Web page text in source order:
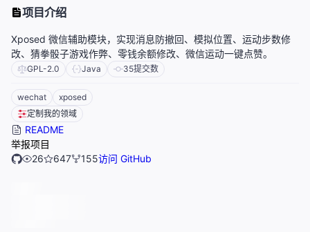
项目介绍
Xposed 微信辅助模块，实现消息防撤回、模拟位置、运动步数修
改、猜拳骰子游戏作弊、零钱余额修改、微信运动一键点赞。
GPL-2.0 Java 35提交数
wechat
xposed
定制我的领域
README
举报项目
26
647 155访问 GitHub